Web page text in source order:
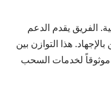
الفريق يقدم الدعم
هذا التوازن بين
موثوقاً لخدمات السحب